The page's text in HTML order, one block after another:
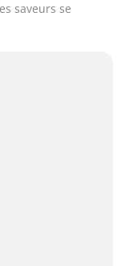
saveurs se